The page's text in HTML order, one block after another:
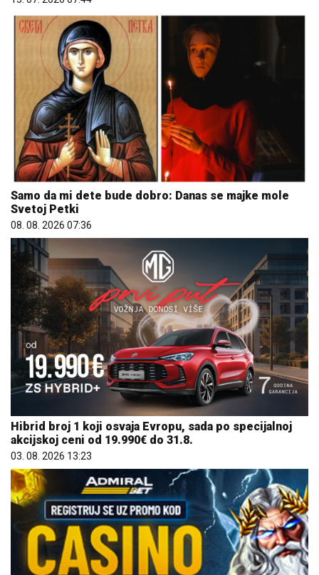
Samo da mi dete bude dobro: Danas se majke mole
Svetoj Petki
08. 08. 2026 07:36
Hibrid broj 1 koji osvaja Evropu, sada po specijalnoj
akcijskoj ceni od 19.990€ do 31.8.
03. 08. 2026 13:23